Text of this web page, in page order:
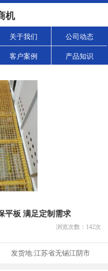
机
关于我们 公司动态
客户案例 产品知识
平板 满足定制需求
浏览次数： 142次
发货地:江苏省无锡江阴市